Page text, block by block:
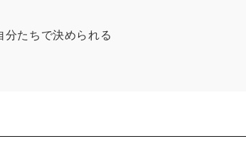
たちで決められる